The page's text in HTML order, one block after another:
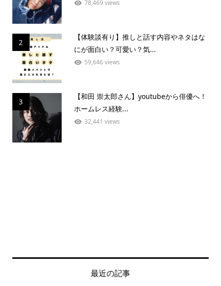
78,469 views
2
【体験談有り】推しと話す内容やネタはな
にが面白い？可愛い？気...
59,646 views
3
【和田 崇太郎さん】youtubeから俳優へ！
ホームレス経験...
32,441 views
最近の記事